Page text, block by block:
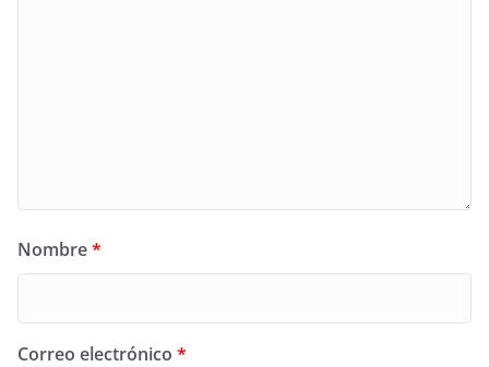
Nombre*
Correo electrónico *